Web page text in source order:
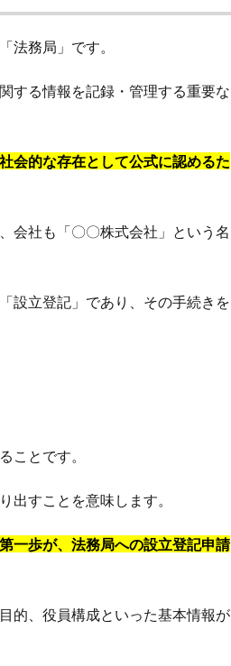
法務局」です。
する情報を記録・管理する重要な
会的な存在として公式に認めるた
会社も「〇〇株式会社」という名
設立登記」であり、その手続きを
ことです。
出すことを意味します。
一歩が、法務局への設立登記申請
的、役員構成といった基本情報が